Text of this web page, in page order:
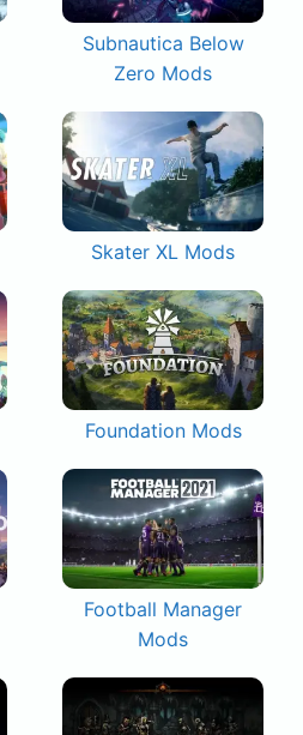
Subnautica Below
Zero Mods
Skater XL Mods
Foundation Mods
Football Manager
Mods